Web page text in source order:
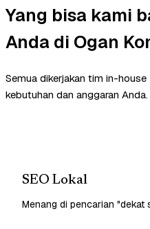
Yang bisa kami
Anda di Ogan
Semua dikerjakan tim in-
kebutuhan dan anggaran Anda.
SEO Lokal
Menang di pencarian "dekat